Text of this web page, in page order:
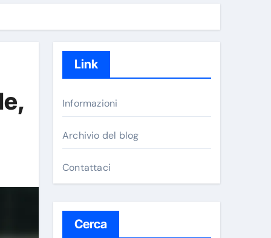
Link
Informazioni
Archivio del blog
Contattaci
Cerca